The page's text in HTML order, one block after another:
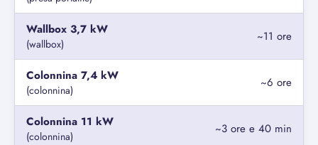
Wallbox 3,7 kW
(wallbox)
~11 ore
Colonnina 7,4 kW
(colonnina)
~6 ore
Colonnina 11 kW
(colonnina)
~3 ore e 40 min